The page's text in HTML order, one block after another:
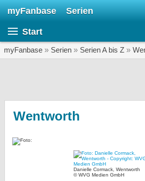
myFanbase Serien
Start
myFanbase » Serien » Serien A bis Z »
Wentworth
Danielle Cormack, Wentworth
© WVG Medien GmbH
SERIEN
Specials
SERVICE